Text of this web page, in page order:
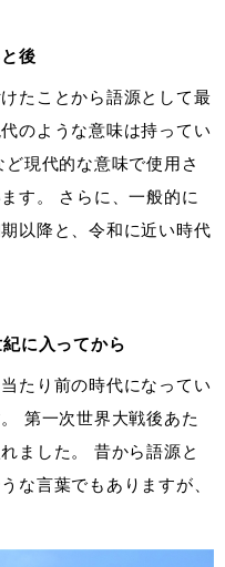
後
たことから語源として最
のような意味は持ってい
現代的な意味で使用さ
す。 さらに、一般的に
以降と、令和に近い時代
に入ってから
たり前の時代になってい
第一次世界大戦後あた
ました。 昔から語源と
な言葉でもありますが、